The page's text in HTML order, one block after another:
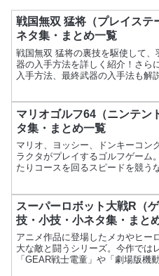
戦国無双 猛将（プレイステ
ネタ集・まとめ一覧
戦国無双 猛将の裏技を駆使して
器の入手方法を詳しく紹介！さら
入手方法、最終武器の入手法も解
マリオゴルフ64（ニンテン
タ集・まとめ一覧
マリオ、ヨッシー、ドンキーコン
ラクタがプレイするゴルフゲーム
たりコースを回るスピードを競う
スーパーロボット大戦R（
技・小技・小ネタ集・まと
アニメ作品に登場したメカやヒー
大な敵と闘うシリーズ。今作では
「GEAR戦士電童」や「劇場版機